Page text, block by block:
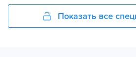
Показать все